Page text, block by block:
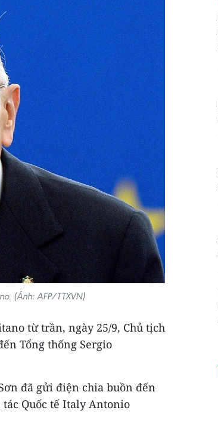
(Ảnh: AFP/TTXVN)
từ trần, ngày 25/9, Chủ tịch
Tổng thống Sergio
đã gửi điện chia buồn đến
Quốc tế Italy Antonio